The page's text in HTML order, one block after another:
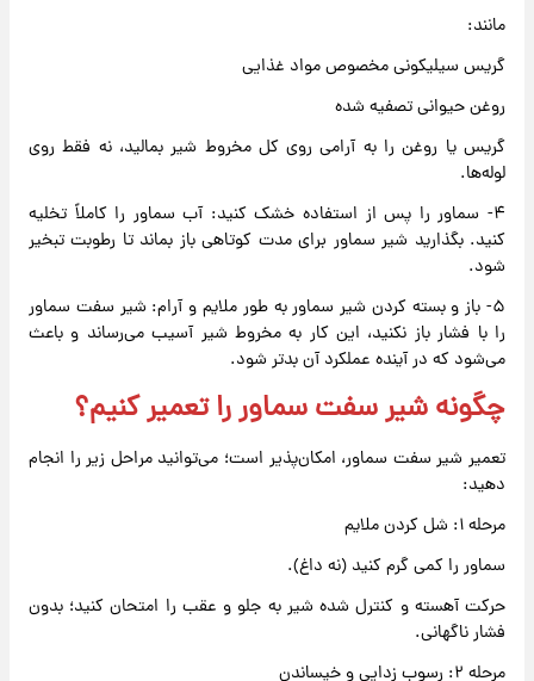
مانند:
گریس سیلیکونی مخصوص مواد غذایی
روغن حیوانی تصفیه شده
گریس یا روغن را به آرامی روی کل مخروط شیر بمالید، نه فقط روی
لوله‌ها.
۴- سماور را پس از استفاده خشک کنید: آب سماور را کاملاً تخلیه
کنید. بگذارید شیر سماور برای مدت کوتاهی باز بماند تا رطوبت تبخیر
شود.
۵- باز و بسته کردن شیر سماور به طور ملایم و آرام: شیر سفت سماور
را با فشار باز نکنید، این کار به مخروط شیر آسیب می‌رساند و باعث
می‌شود که در آینده عملکرد آن بدتر شود.
چگونه شیر سفت سماور را تعمیر کنیم؟
تعمیر شیر سفت سماور، امکان‌پذیر است؛ می‌توانید مراحل زیر را انجام
دهید:
مرحله ۱: شل کردن ملایم
سماور را کمی گرم کنید (نه داغ).
حرکت آهسته و کنترل شده شیر به جلو و عقب را امتحان کنید؛ بدون
فشار ناگهانی.
مرحله ۲: رسوب زدایی و خیساندن